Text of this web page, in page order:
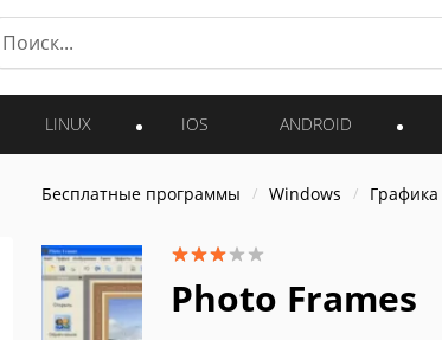
LINUX IOS ANDROID
Бесплатные программы Windows Графика
Photo Frames